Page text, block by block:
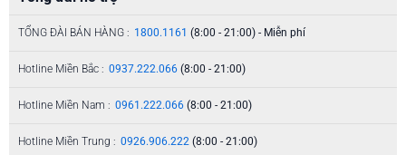
TỔNG ĐÀI BÁN HÀNG : 1800.1161 (8:00 - 21:00) - Miễn phí
Hotline Miền Bắc : 0937.222.066 (8:00 - 21:00)
Hotline Miền Nam : 0961.222.066 (8:00 - 21:00)
Hotline Miền Trung : 0926.906.222 (8:00 - 21:00)